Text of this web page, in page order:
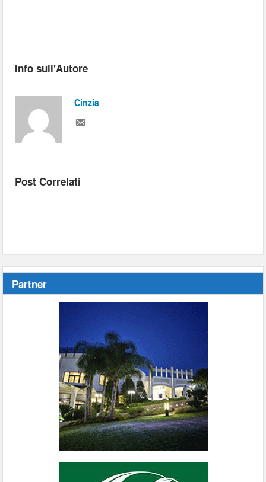
Info sull'Autore
Cinzia
Post Correlati
Partner